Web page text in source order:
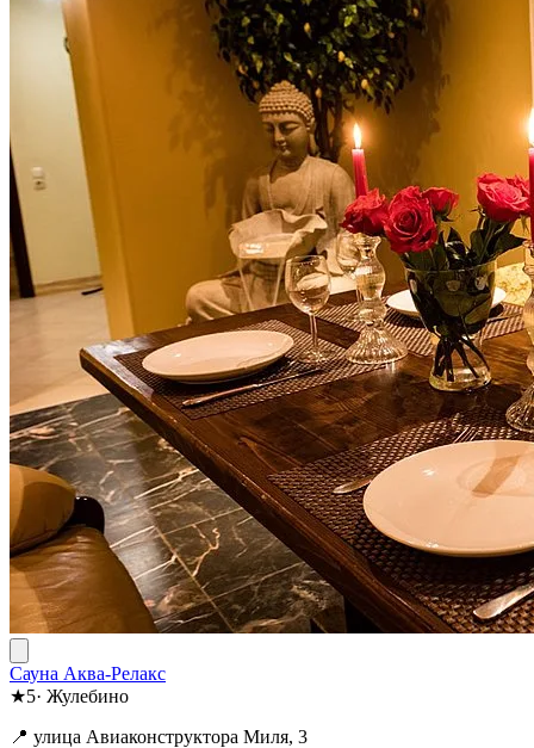
Сауна Аква-Релакс
★5· Жулебино
📍 улица Авиаконструктора Миля, 3